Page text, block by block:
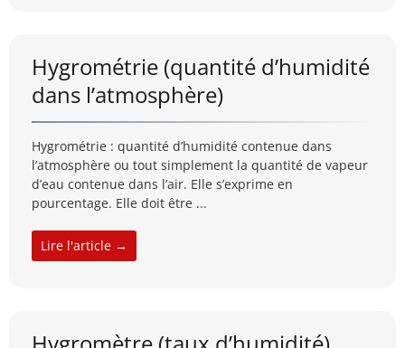
Hygrométrie (quantité d’humidité
dans l’atmosphère)
Hygrométrie : quantité d’humidité contenue dans
l’atmosphère ou tout simplement la quantité de vapeur
d’eau contenue dans l’air. Elle s’exprime en
pourcentage. Elle doit être ...
Lire l'article →